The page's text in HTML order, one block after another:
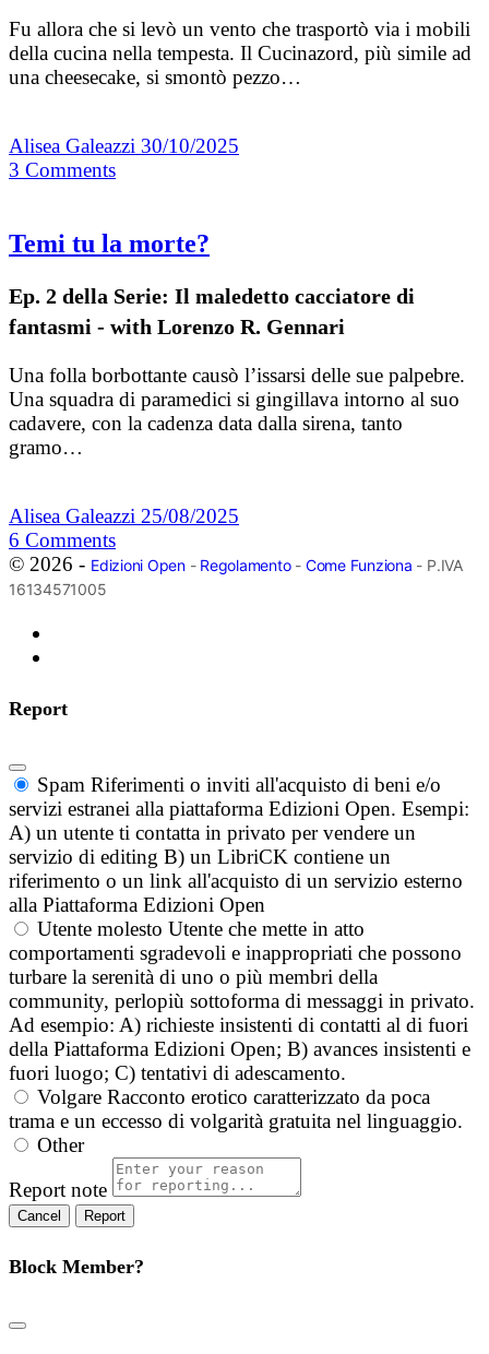
Fu allora che si levò un vento che trasportò via i mobili
della cucina nella tempesta. Il Cucinazord, più simile ad
una cheesecake, si smontò pezzo…
Alisea Galeazzi 30/10/2025
3 Comments
Temi tu la morte?
Ep. 2 della Serie: Il maledetto cacciatore di
fantasmi - with Lorenzo R. Gennari
Una folla borbottante causò l’issarsi delle sue palpebre.
Una squadra di paramedici si gingillava intorno al suo
cadavere, con la cadenza data dalla sirena, tanto
gramo…
Alisea Galeazzi 25/08/2025
6 Comments
© 2026 - Edizioni Open- Regolamento- Come Funziona - P.IVA
16134571005
Report
Spam Riferimenti o inviti all'acquisto di beni e/o
servizi estranei alla piattaforma Edizioni Open. Esempi:
A) un utente ti contatta in privato per vendere un
servizio di editing B) un LibriCK contiene un
riferimento o un link all'acquisto di un servizio esterno
alla Piattaforma Edizioni Open
Utente molesto Utente che mette in atto
comportamenti sgradevoli e inappropriati che possono
turbare la serenità di uno o più membri della
community, perlopiù sottoforma di messaggi in privato.
Ad esempio: A) richieste insistenti di contatti al di fuori
della Piattaforma Edizioni Open; B) avances insistenti e
fuori luogo; C) tentativi di adescamento.
Volgare Racconto erotico caratterizzato da poca
trama e un eccesso di volgarità gratuita nel linguaggio.
Other
Report note
Report
Block Member?